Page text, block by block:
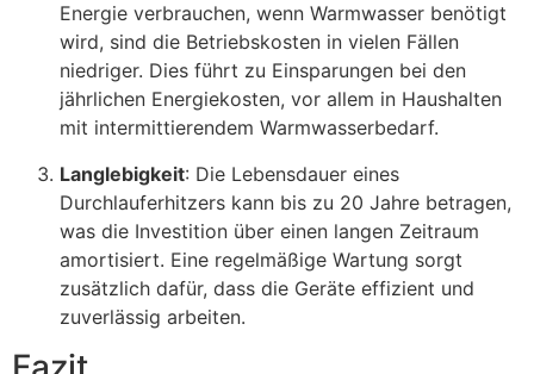
Energie verbrauchen, wenn Warmwasser benötigt
wird, sind die Betriebskosten in vielen Fällen
niedriger. Dies führt zu Einsparungen bei den
jährlichen Energiekosten, vor allem in Haushalten
mit intermittierendem Warmwasserbedarf.
Langlebigkeit: Die Lebensdauer eines
Durchlauferhitzers kann bis zu 20 Jahre betragen,
was die Investition über einen langen Zeitraum
amortisiert. Eine regelmäßige Wartung sorgt
zusätzlich dafür, dass die Geräte effizient und
zuverlässig arbeiten.